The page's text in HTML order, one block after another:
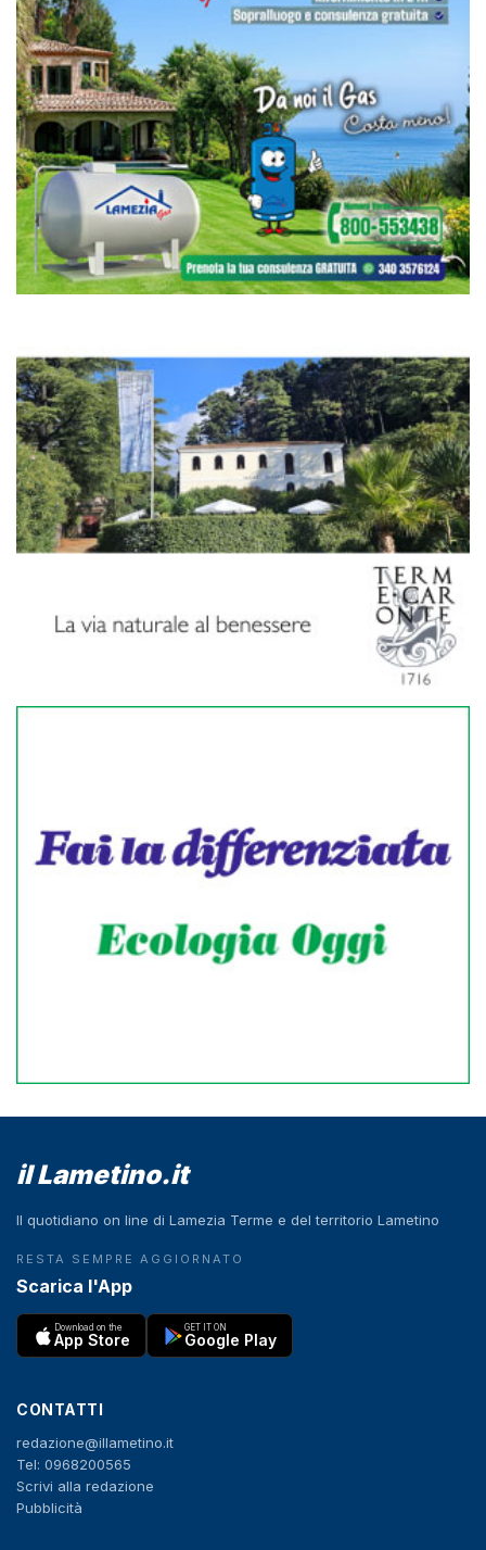
il Lametino.it
Il quotidiano on line di Lamezia Terme e del territorio Lametino
RESTA SEMPRE AGGIORNATO
Scarica l'App
Download on the
App Store
GET IT ON
Google Play
CONTATTI
redazione@illametino.it
Tel: 0968200565
Scrivi alla redazione
Pubblicità